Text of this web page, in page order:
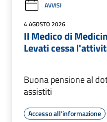
AVVISI
4 AGOSTO 2026
Il Medico di
Levati cessa
Buona pensione al
assistiti
Accesso all'informazione